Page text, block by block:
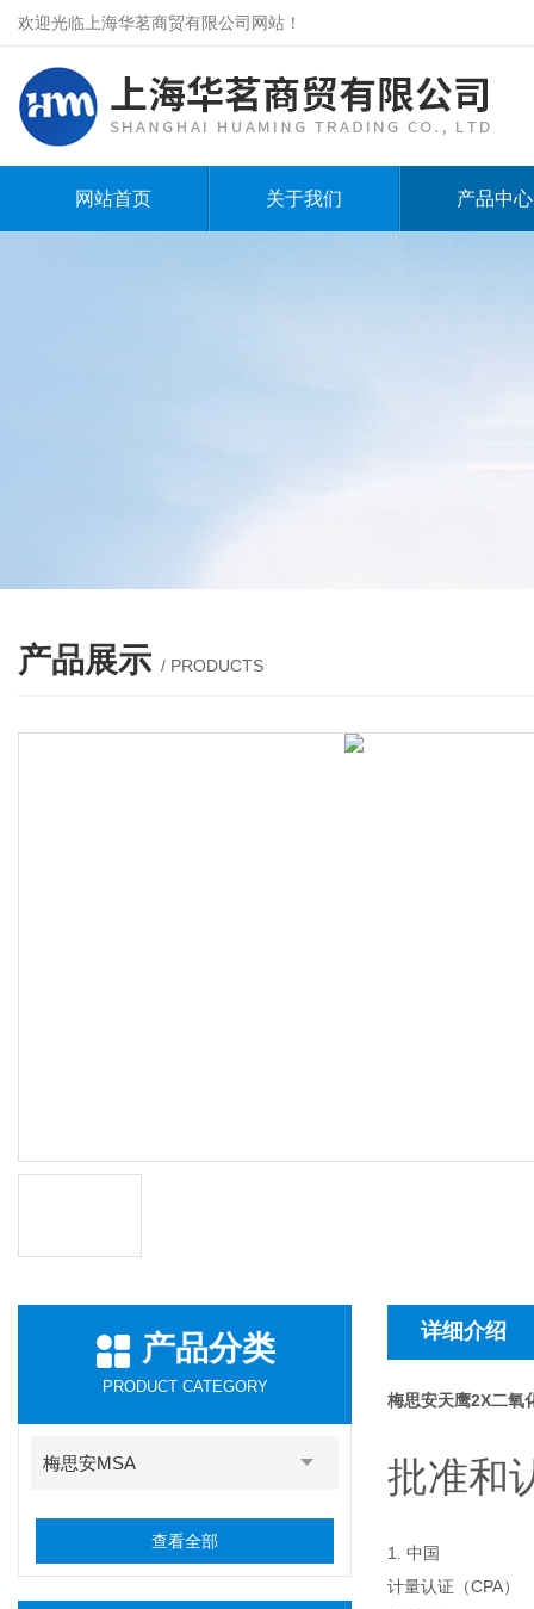
欢迎光临上海华茗商贸有限公司网站！
网站首页 关于我们 产品中心
产品展示 / PRODUCTS
产品分类
PRODUCT CATEGORY
梅思安MSA
查看全部
详细介绍
梅思安天鹰2X二氧
批准和
1. 中国
计量认证（CPA）